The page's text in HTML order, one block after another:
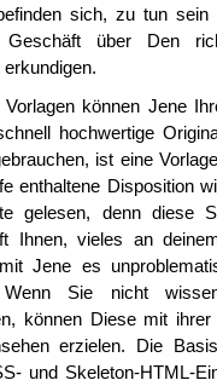
sich, zu tun sein
über Den
können Jene
hochwertige
ist eine
enthaltene Disposition
gelesen, denn diese
Ihnen, vieles an
Jene es
Wenn Sie nicht
können Diese mit ihrer
erzielen. Die
und Skeleton-HTML-